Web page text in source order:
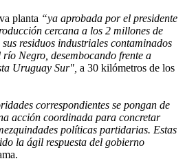
planta “ya aprobada por el presidente
cercana a los 2 millones de
residuos industriales contaminados
Negro, desembocando frente a
Uruguay Sur", a 30 kilómetros de los
correspondientes se pongan de
acción coordinada para concretar
políticas partidarias. Estas
la ágil respuesta del gobierno